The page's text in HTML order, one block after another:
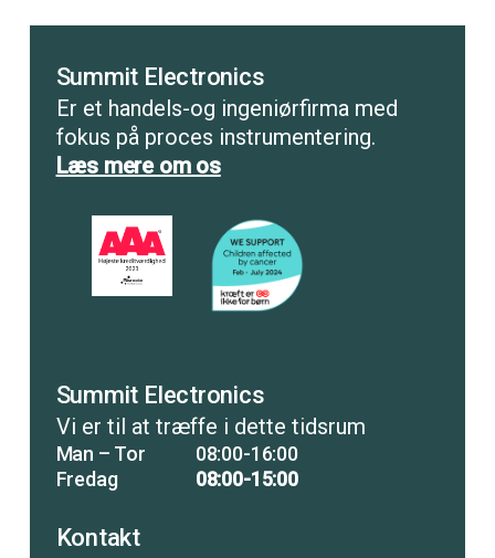
Summit Electronics
Er et handels-og ingeniørfirma med
fokus på proces instrumentering.
Læs mere om os
Summit Electronics
Vi er til at træffe i dette tidsrum
Man – Tor
Fredag
08:00-16:00
08:00-15:00
Kontakt